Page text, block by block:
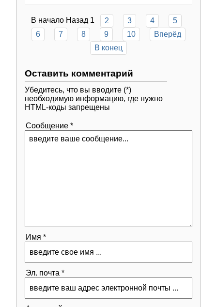
В начало Назад 1 2 3 4
5
6
7 8 9 10
Вперёд
В конец
Оставить комментарий
Убедитесь, что вы вводите (*)
необходимую информацию, где нужно
HTML-коды запрещены
Сообщение *
Имя *
Эл. почта *